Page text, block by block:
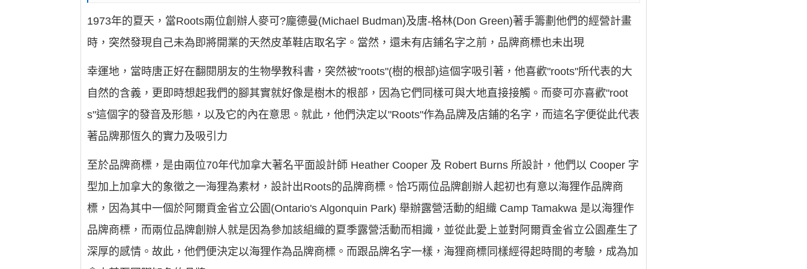
1973年的夏天，當Roots兩位創辦人麥可?龐德曼(Michael Budman)及唐-格林(Don Green)著手籌劃他們的經營計畫
時，突然發現自己未為即將開業的天然皮革鞋店取名字。當然，還未有店鋪名字之前，品牌商標也未出現
幸運地，當時唐正好在翻閱朋友的生物學教科書，突然被"roots"(樹的根部)這個字吸引著，他喜歡"roots"所代表的大
自然的含義，更即時想起我們的腳其實就好像是樹木的根部，因為它們同樣可與大地直接接觸。而麥可亦喜歡"root
s"這個字的發音及形態，以及它的內在意思。就此，他們決定以"Roots"作為品牌及店鋪的名字，而這名字便從此代表
著品牌那恆久的實力及吸引力
至於品牌商標，是由兩位70年代加拿大著名平面設計師 Heather Cooper 及 Robert Burns 所設計，他們以 Cooper 字
型加上加拿大的象徵之一海狸為素材，設計出Roots的品牌商標。恰巧兩位品牌創辦人起初也有意以海狸作品牌商
標，因為其中一個於阿爾貢金省立公園(Ontario's Algonquin Park) 舉辦露營活動的組織 Camp Tamakwa 是以海狸作
品牌商標，而兩位品牌創辦人就是因為參加該組織的夏季露營活動而相識，並從此愛上並對阿爾貢金省立公園產生了
深厚的感情。故此，他們便決定以海狸作為品牌商標。而跟品牌名字一樣，海狸商標同樣經得起時間的考驗，成為加